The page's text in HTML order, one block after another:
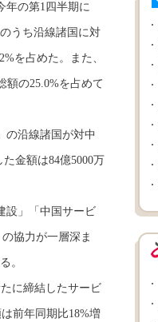
年の第1四半期に
うち沿線諸国に対
を占めた。また、
額の25.0%を占めて
の沿線諸国が対中
金額は84億5000万
設」「中国サービ
協力が一層深ま
。
に締結したサービ
前年同期比18%増